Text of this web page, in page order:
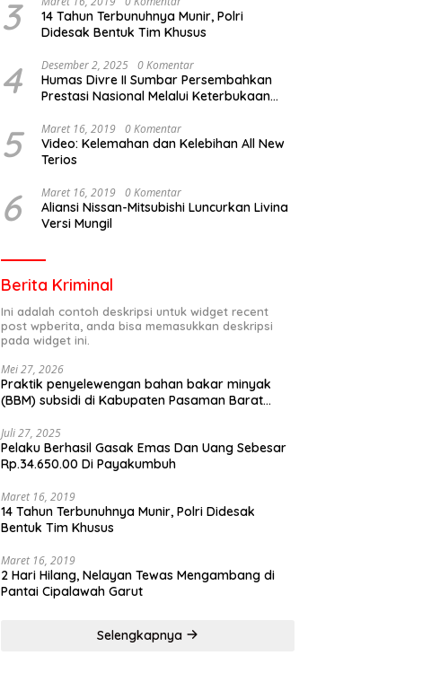
3
14 Tahun Terbunuhnya Munir, Polri
Didesak Bentuk Tim Khusus
4 Desember 2, 2025 0 Komentar
Humas Divre II Sumbar Persembahkan
Prestasi Nasional Melalui Keterbukaan
5 Maret 16, 2019 0 Komentar
Video: Kelemahan dan Kelebihan All New
Terios
6 Maret 16, 2019 0 Komentar
Aliansi Nissan-Mitsubishi Luncurkan Livina
Versi Mungil
Berita Kriminal
Ini adalah contoh deskripsi untuk widget recent
post wpberita, anda bisa memasukkan deskripsi
pada widget ini.
Mei 27, 2026
Praktik penyelewengan bahan bakar minyak
(BBM) subsidi di Kabupaten Pasaman Barat
Juli 27, 2025
Pelaku Berhasil Gasak Emas Dan Uang Sebesar
Rp.34.650.00 Di Payakumbuh
Maret 16, 2019
14 Tahun Terbunuhnya Munir, Polri Didesak
Bentuk Tim Khusus
Maret 16, 2019
2 Hari Hilang, Nelayan Tewas Mengambang di
Pantai Cipalawah Garut
Selengkapnya